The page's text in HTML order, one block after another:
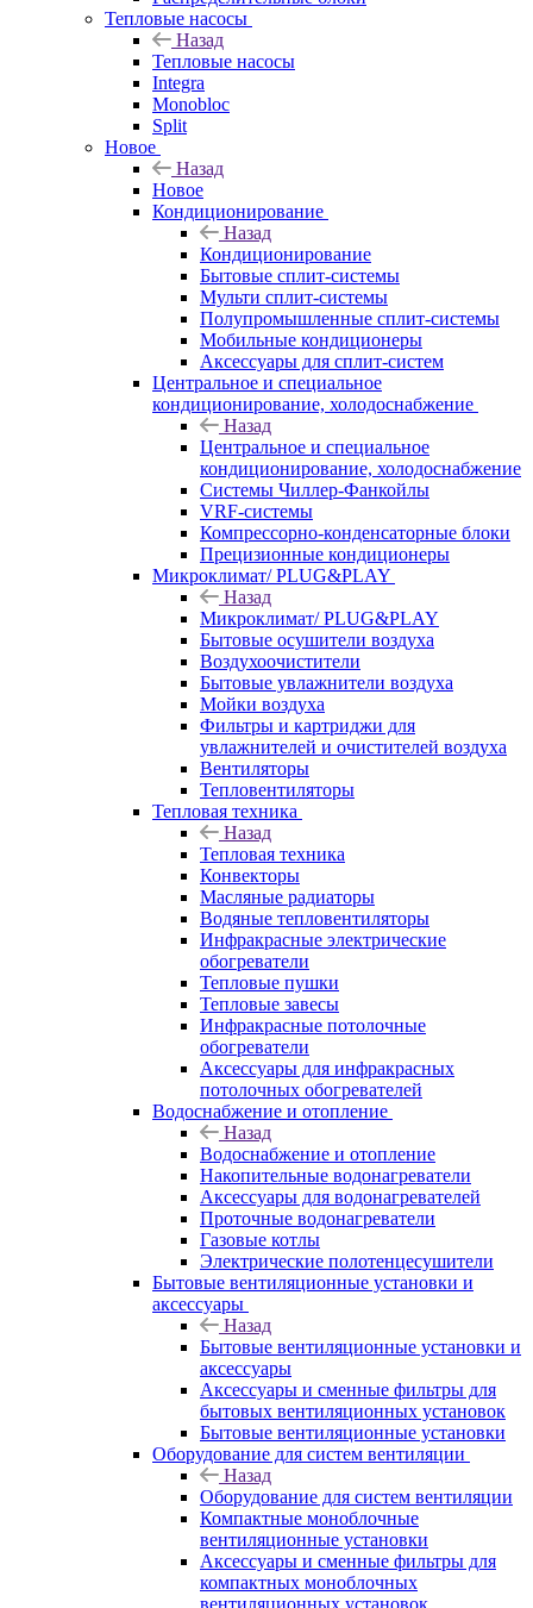
Тепловые насосы
Назад
Тепловые насосы
Integra
Monobloc
Split
Новое
Назад
Новое
Кондиционирование
Назад
Кондиционирование
Бытовые сплит-системы
Мульти сплит-системы
Полупромышленные сплит-системы
Мобильные кондиционеры
Аксессуары для сплит-систем
Центральное и специальное
кондиционирование, холодоснабжение
Назад
Центральное и специальное
кондиционирование, холодоснабжение
Системы Чиллер-Фанкойлы
VRF-системы
Компрессорно-конденсаторные блоки
Прецизионные кондиционеры
Микроклимат/ PLUG&PLAY
Назад
Микроклимат/ PLUG&PLAY
Бытовые осушители воздуха
Воздухоочистители
Бытовые увлажнители воздуха
Мойки воздуха
Фильтры и картриджи для
увлажнителей и очистителей воздуха
Вентиляторы
Тепловентиляторы
Тепловая техника
Назад
Тепловая техника
Конвекторы
Масляные радиаторы
Водяные тепловентиляторы
Инфракрасные электрические
обогреватели
Тепловые пушки
Тепловые завесы
Инфракрасные потолочные
обогреватели
Аксессуары для инфракрасных
потолочных обогревателей
Водоснабжение и отопление
Назад
Водоснабжение и отопление
Накопительные водонагреватели
Аксессуары для водонагревателей
Проточные водонагреватели
Газовые котлы
Электрические полотенцесушители
Бытовые вентиляционные установки и
аксессуары
Назад
Бытовые вентиляционные установки и
аксессуары
Аксессуары и сменные фильтры для
бытовых вентиляционных установок
Бытовые вентиляционные установки
Оборудование для систем вентиляции
Назад
Оборудование для систем вентиляции
Компактные моноблочные
вентиляционные установки
Аксессуары и сменные фильтры для
компактных моноблочных
вентиляционных установок